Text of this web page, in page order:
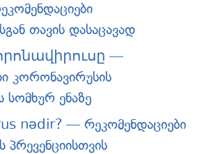
თავის დასაცავად
—
კორონავირუსის
სომხურ ენაზე
nədir? — რეკომენდაციები
პრევენციისთვის